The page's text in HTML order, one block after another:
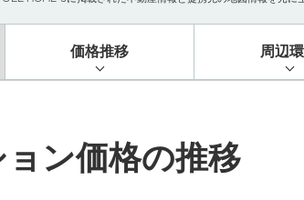
価格推移 周辺
ン価格の推移